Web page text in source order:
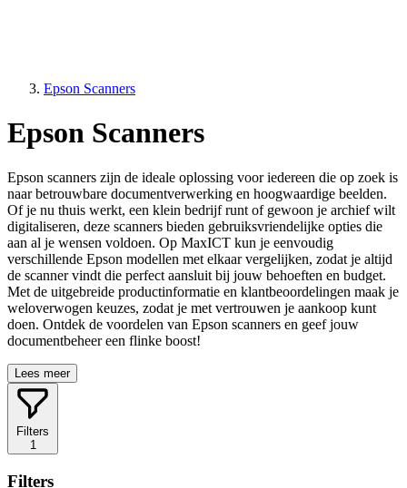
Epson Scanners
Epson Scanners
Epson scanners zijn de ideale oplossing voor iedereen die op zoek is
naar betrouwbare documentverwerking en hoogwaardige beelden.
Of je nu thuis werkt, een klein bedrijf runt of gewoon je archief wilt
digitaliseren, deze scanners bieden gebruiksvriendelijke opties die
aan al je wensen voldoen. Op MaxICT kun je eenvoudig
verschillende Epson modellen met elkaar vergelijken, zodat je altijd
de scanner vindt die perfect aansluit bij jouw behoeften en budget.
Met de uitgebreide productinformatie en klantbeoordelingen maak je
weloverwogen keuzes, zodat je met vertrouwen je aankoop kunt
doen. Ontdek de voordelen van Epson scanners en geef jouw
documentbeheer een flinke boost!
Lees meer
Filters
1
Filters